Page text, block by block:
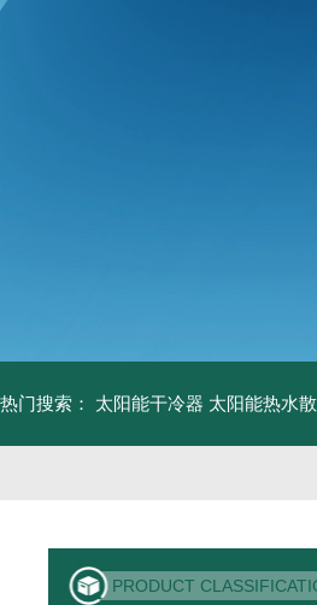
热门搜索： 太阳能干冷器 太阳能热水
PRODUCT